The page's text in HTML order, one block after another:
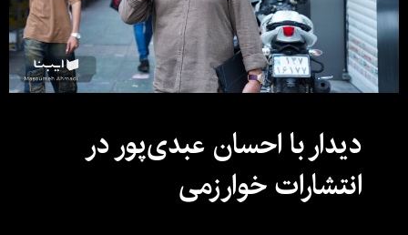
دیدار با احسان عبدی‌پور در
انتشارات خوارزمی